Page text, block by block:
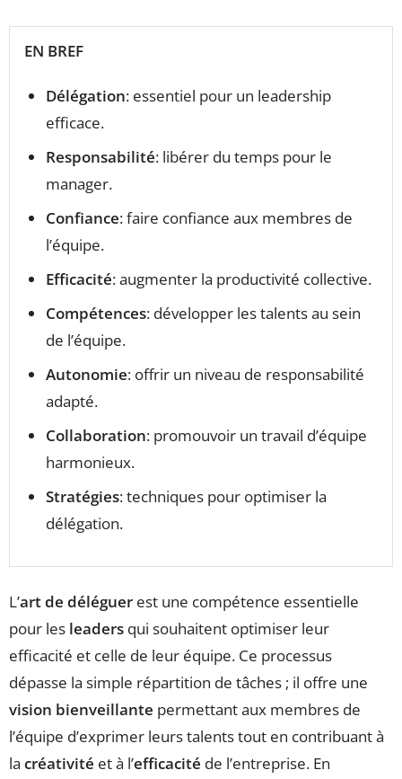
EN BREF
Délégation: essentiel pour un leadership
efficace.
Responsabilité: libérer du temps pour le
manager.
Confiance: faire confiance aux membres de
l’équipe.
Efficacité: augmenter la productivité collective.
Compétences: développer les talents au sein
de l’équipe.
Autonomie: offrir un niveau de responsabilité
adapté.
Collaboration: promouvoir un travail d’équipe
harmonieux.
Stratégies: techniques pour optimiser la
délégation.
L’art de déléguer est une compétence essentielle
pour les leaders qui souhaitent optimiser leur
efficacité et celle de leur équipe. Ce processus
dépasse la simple répartition de tâches ; il offre une
vision bienveillante permettant aux membres de
l’équipe d’exprimer leurs talents tout en contribuant à
la créativité et à l’efficacité de l’entreprise. En